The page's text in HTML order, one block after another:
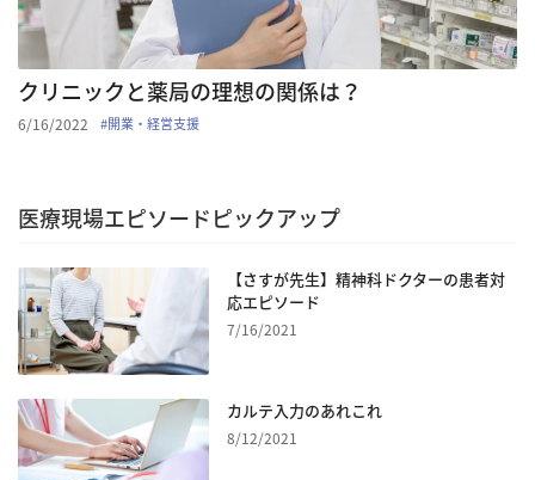
クリニックと薬局の理想の関係は？
6/16/2022 #開業・経営支援
医療現場エピソードピックアップ
【さすが先生】精神科ドクターの患者対
応エピソード
7/16/2021
カルテ入力のあれこれ
8/12/2021